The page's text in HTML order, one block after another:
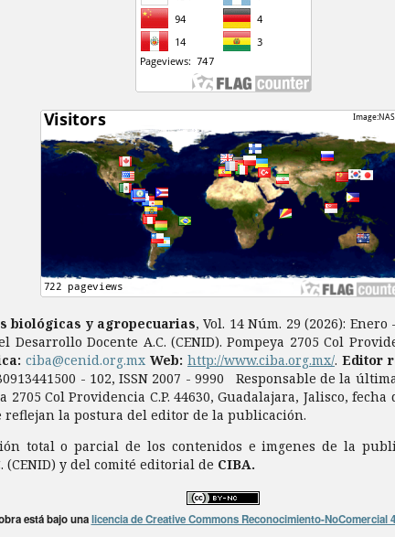
biológicas y agropecuarias, Vol. 14 Núm. 29 (2026):
Docente A.C. (CENID). Pompeya 2705 Col
ciba@cenid.org.mx Web: http://www.ciba.org.mx/. Editor
- 102, ISSN 2007 - 9990 Responsable de la
2705 Col Providencia C.P. 44630, Guadalajara, Jalisco,
reflejan la postura del editor de la publicación.
total o parcial de los contenidos e imgenes de la
(CENID) y del comité editorial de CIBA.
está bajo unalicencia de Creative Commons Reconocimiento-NoComercial